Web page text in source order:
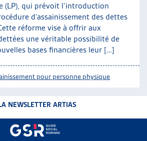
(LP), qui prévoit l’introduction
d’assainissement des dettes
réforme vise à offrir aux
une véritable possibilité de
bases financières leur […]
pour personne physique
NEWSLETTER ARTIAS